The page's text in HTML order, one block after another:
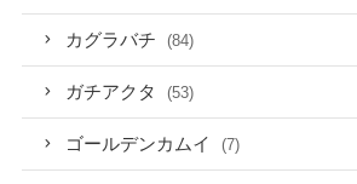
カグラバチ (84)
ガチアクタ (53)
ゴールデンカムイ (7)